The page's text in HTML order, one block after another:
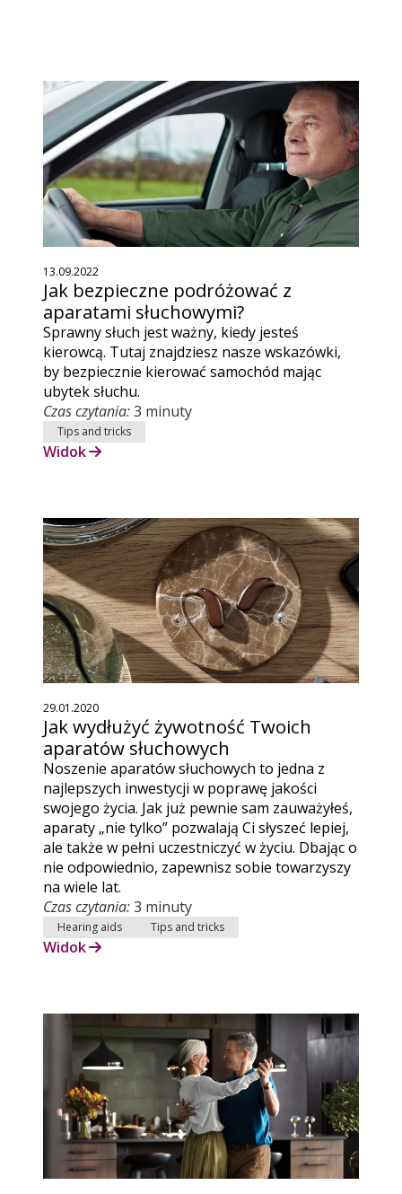
13.09.2022
Jak bezpieczne podróżować z
aparatami słuchowymi?
Sprawny słuch jest ważny, kiedy jesteś
kierowcą. Tutaj znajdziesz nasze wskazówki,
by bezpiecznie kierować samochód mając
ubytek słuchu.
Czas czytania:3 minuty
Tips and tricks
Widok
29.01.2020
Jak wydłużyć żywotność Twoich
aparatów słuchowych
Noszenie aparatów słuchowych to jedna z
najlepszych inwestycji w poprawę jakości
swojego życia. Jak już pewnie sam zauważyłeś,
aparaty „nie tylko” pozwalają Ci słyszeć lepiej,
ale także w pełni uczestniczyć w życiu. Dbając o
nie odpowiednio, zapewnisz sobie towarzyszy
na wiele lat.
Czas czytania:3 minuty
Hearing aids Tips and tricks
Widok